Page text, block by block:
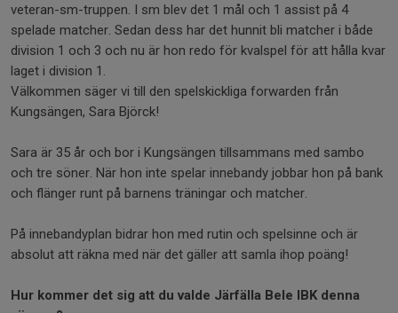
veteran-sm-truppen. I sm blev det 1 mål och 1 assist på 4
spelade matcher. Sedan dess har det hunnit bli matcher i både
division 1 och 3 och nu är hon redo för kvalspel för att hålla kvar
laget i division 1.
Välkommen säger vi till den spelskickliga forwarden från
Kungsängen, Sara Björck!
Sara är 35 år och bor i Kungsängen tillsammans med sambo
och tre söner. När hon inte spelar innebandy jobbar hon på bank
och flänger runt på barnens träningar och matcher.
På innebandyplan bidrar hon med rutin och spelsinne och är
absolut att räkna med när det gäller att samla ihop poäng!
Hur kommer det sig att du valde Järfälla Bele IBK denna